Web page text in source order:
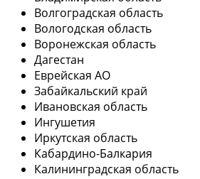
Волгоградская область
Вологодская область
Воронежская область
Дагестан
Еврейская АО
Забайкальский край
Ивановская область
Ингушетия
Иркутская область
Кабардино-Балкария
Калининградская область